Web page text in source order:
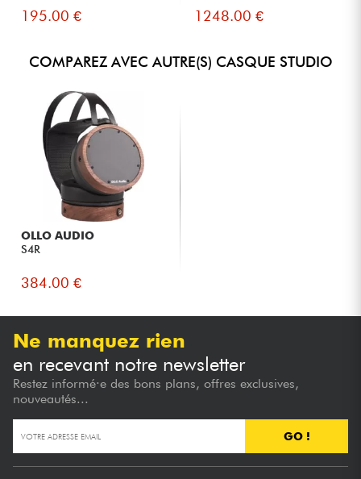
195.00 € 1248.00 €
COMPAREZ AVEC AUTRE(S) CASQUE STUDIO
OLLO AUDIO
S4R
384.00 €
Ne manquez rien
en recevant notre newsletter
Restez informé·e des bons plans, offres exclusives,
nouveautés...
GO !